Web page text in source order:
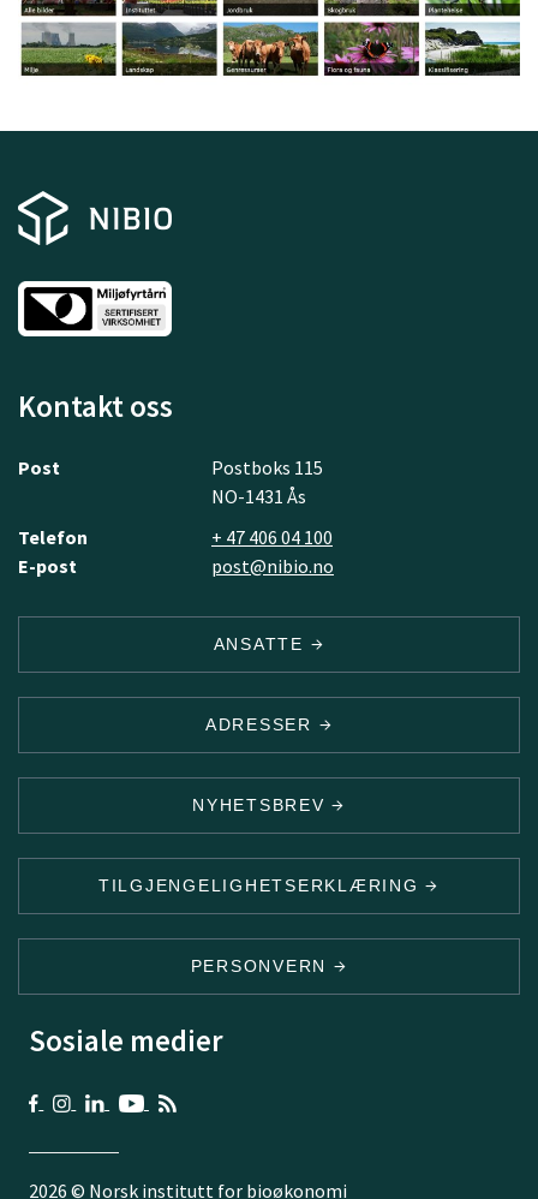
Kontakt oss
Post
Postboks 115
NO-1431 Ås
Telefon
+ 47 406 04 100
E-post
post@nibio.no
ANSATTE
ADRESSER
NYHETSBREV
TILGJENGELIGHETSERKLÆRING
PERSONVERN
Sosiale medier
2026 © Norsk institutt for bioøkonomi